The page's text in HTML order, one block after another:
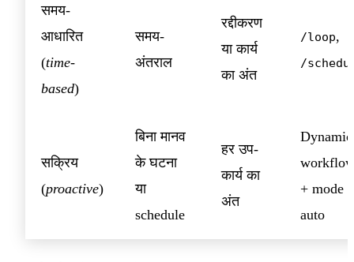
समय-
आधारित
(time-
based)
समय-
अंतराल
रद्दीकरण
या कार्य
का अंत
/loop,
/
सक्रिय
(proactive)
बिना मानव
के घटना
या
schedule
हर उप-
कार्य का
अंत
Dynamic
+ mode
auto